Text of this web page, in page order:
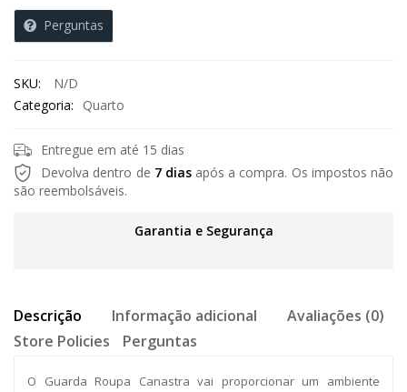
Perguntas
SKU:
N/D
Categoria:
Quarto
Entregue em até 15 dias
Devolva dentro de 7 diasapós a compra. Os impostos não
são reembolsáveis.
Garantia e Segurança
Descrição Informação adicional
Avaliações (0)
Store Policies
Perguntas
O Guarda Roupa Canastra vai proporcionar um ambiente